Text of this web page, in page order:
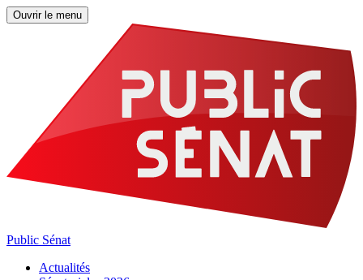
Ouvrir le menu
Public Sénat
Actualités